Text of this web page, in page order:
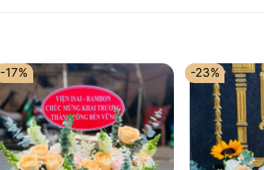
-17% -23%